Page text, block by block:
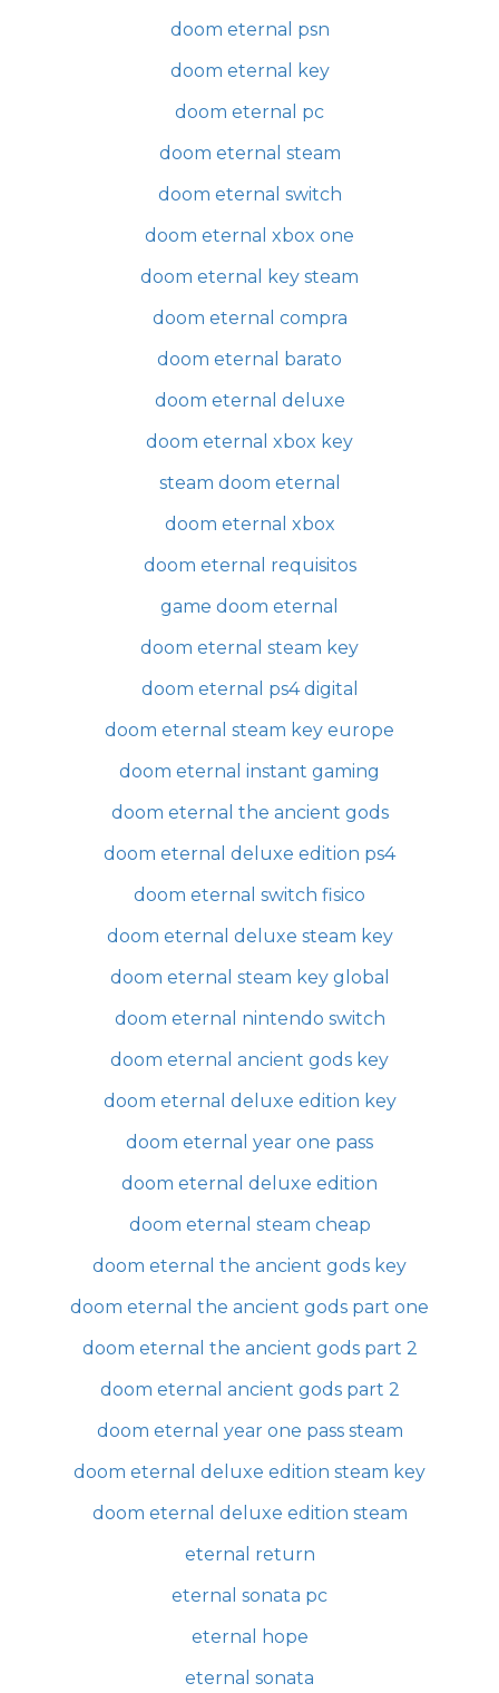
doom eternal psn
doom eternal key
doom eternal pc
doom eternal steam
doom eternal switch
doom eternal xbox one
doom eternal key steam
doom eternal compra
doom eternal barato
doom eternal deluxe
doom eternal xbox key
steam doom eternal
doom eternal xbox
doom eternal requisitos
game doom eternal
doom eternal steam key
doom eternal ps4 digital
doom eternal steam key europe
doom eternal instant gaming
doom eternal the ancient gods
doom eternal deluxe edition ps4
doom eternal switch fisico
doom eternal deluxe steam key
doom eternal steam key global
doom eternal nintendo switch
doom eternal ancient gods key
doom eternal deluxe edition key
doom eternal year one pass
doom eternal deluxe edition
doom eternal steam cheap
doom eternal the ancient gods key
doom eternal the ancient gods part one
doom eternal the ancient gods part 2
doom eternal ancient gods part 2
doom eternal year one pass steam
doom eternal deluxe edition steam key
doom eternal deluxe edition steam
eternal return
eternal sonata pc
eternal hope
eternal sonata